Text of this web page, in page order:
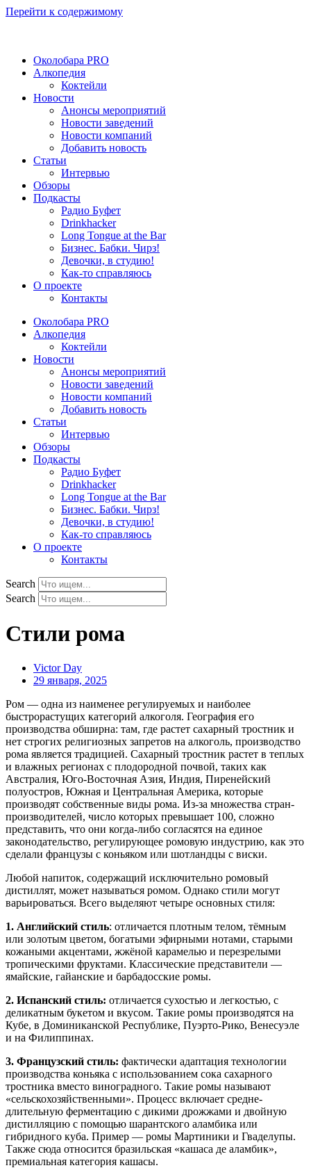
Перейти к содержимому
Околобара PRO
Алкопедия
Коктейли
Новости
Анонсы мероприятий
Новости заведений
Новости компаний
Добавить новость
Статьи
Интервью
Обзоры
Подкасты
Радио Буфет
Drinkhacker
Long Tongue at the Bar
Бизнес. Бабки. Чирз!
Девочки, в студию!
Как-то справляюсь
О проекте
Контакты
Околобара PRO
Алкопедия
Коктейли
Новости
Анонсы мероприятий
Новости заведений
Новости компаний
Добавить новость
Статьи
Интервью
Обзоры
Подкасты
Радио Буфет
Drinkhacker
Long Tongue at the Bar
Бизнес. Бабки. Чирз!
Девочки, в студию!
Как-то справляюсь
О проекте
Контакты
Search
Search
Стили рома
Victor Day
29 января, 2025
Ром — одна из наименее регулируемых и наиболее
быстрорастущих категорий алкоголя. География его
производства обширна: там, где растет сахарный тростник и
нет строгих религиозных запретов на алкоголь, производство
рома является традицией. Сахарный тростник растет в теплых
и влажных регионах с плодородной почвой, таких как
Австралия, Юго-Восточная Азия, Индия, Пиренейский
полуостров, Южная и Центральная Америка, которые
производят собственные виды рома. Из-за множества стран-
производителей, число которых превышает 100, сложно
представить, что они когда-либо согласятся на единое
законодательство, регулирующее ромовую индустрию, как это
сделали французы с коньяком или шотландцы с виски.
Любой напиток, содержащий исключительно ромовый
дистиллят, может называться ромом. Однако стили могут
варьироваться. Всего выделяют четыре основных стиля:
1. Английский стиль: отличается плотным телом, тёмным
или золотым цветом, богатыми эфирными нотами, старыми
кожаными акцентами, жжёной карамелью и перезрелыми
тропическими фруктами. Классические представители —
ямайские, гайанские и барбадосские ромы.
2. Испанский стиль: отличается сухостью и легкостью, с
деликатным букетом и вкусом. Такие ромы производятся на
Кубе, в Доминиканской Республике, Пуэрто-Рико, Венесуэле
и на Филиппинах.
3. Французский стиль: фактически адаптация технологии
производства коньяка с использованием сока сахарного
тростника вместо виноградного. Такие ромы называют
«сельскохозяйственными». Процесс включает средне-
длительную ферментацию с дикими дрожжами и двойную
дистилляцию с помощью шарантского аламбика или
гибридного куба. Пример — ромы Мартиники и Гваделупы.
Также сюда относится бразильская «кашаса де аламбик»,
премиальная категория кашасы.